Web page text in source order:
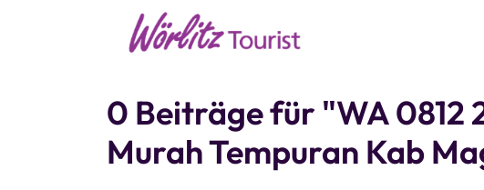
0 Beiträge für "WA 0812
Murah Tempuran Kab